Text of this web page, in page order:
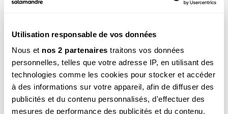
Utilisation responsable de vos données
Nous et nos 2 partenaires traitons vos données
personnelles, telles que votre adresse IP, en utilisant des
technologies comme les cookies pour stocker et accéder
à des informations sur votre appareil, afin de diffuser des
publicités et du contenu personnalisés, d'effectuer des
mesures de performance des publicités et du contenu,
Le grand livre de la
nature
69.00 €
Les plantes
sauvages
49.00€